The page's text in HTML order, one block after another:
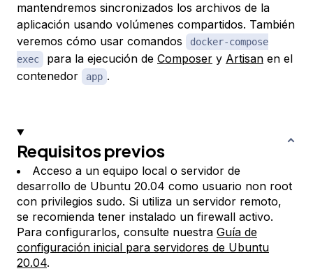
mantendremos sincronizados los archivos de la
aplicación usando volúmenes compartidos. También
veremos cómo usar comandos
docker-compose
exec
para la ejecución de Composer y Artisan en el
contenedor
app .
Requisitos previos
Acceso a un equipo local o servidor de
desarrollo de Ubuntu 20.04 como usuario non root
con privilegios sudo. Si utiliza un servidor remoto,
se recomienda tener instalado un firewall activo.
Para configurarlos, consulte nuestra Guía de
configuración inicial para servidores de Ubuntu
20.04.